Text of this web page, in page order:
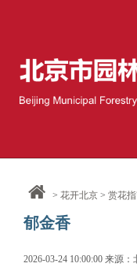
> 花开北京> 赏花
郁金香
2026-03-24 10:00:00 来源